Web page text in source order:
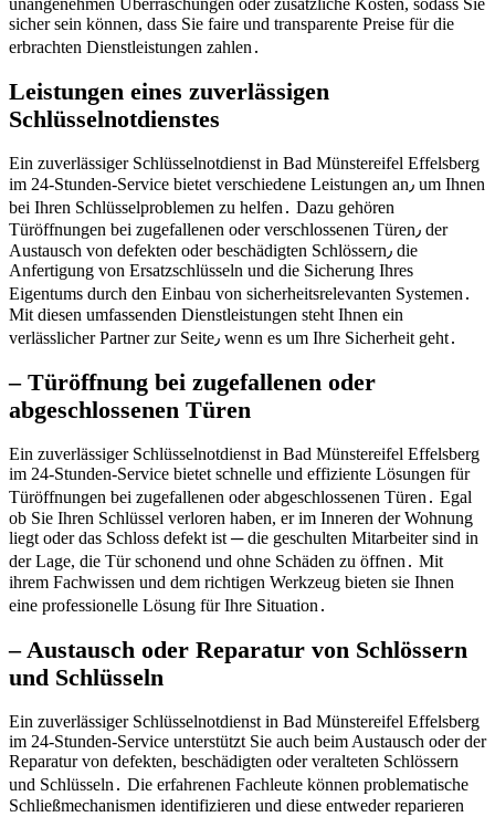
unangenehmen Überraschungen oder zusätzliche Kosten, sodass Sie
sicher sein können, dass Sie faire und transparente Preise für die
erbrachten Dienstleistungen zahlen․
Leistungen eines zuverlässigen
Schlüsselnotdienstes
Ein zuverlässiger Schlüsselnotdienst in Bad Münstereifel Effelsberg
im 24-Stunden-Service bietet verschiedene Leistungen an٫ um Ihnen
bei Ihren Schlüsselproblemen zu helfen․ Dazu gehören
Türöffnungen bei zugefallenen oder verschlossenen Türen٫ der
Austausch von defekten oder beschädigten Schlössern٫ die
Anfertigung von Ersatzschlüsseln und die Sicherung Ihres
Eigentums durch den Einbau von sicherheitsrelevanten Systemen․
Mit diesen umfassenden Dienstleistungen steht Ihnen ein
verlässlicher Partner zur Seite٫ wenn es um Ihre Sicherheit geht․
– Türöffnung bei zugefallenen oder
abgeschlossenen Türen
Ein zuverlässiger Schlüsselnotdienst in Bad Münstereifel Effelsberg
im 24-Stunden-Service bietet schnelle und effiziente Lösungen für
Türöffnungen bei zugefallenen oder abgeschlossenen Türen․ Egal
ob Sie Ihren Schlüssel verloren haben, er im Inneren der Wohnung
liegt oder das Schloss defekt ist ─ die geschulten Mitarbeiter sind in
der Lage, die Tür schonend und ohne Schäden zu öffnen․ Mit
ihrem Fachwissen und dem richtigen Werkzeug bieten sie Ihnen
eine professionelle Lösung für Ihre Situation․
– Austausch oder Reparatur von Schlössern
und Schlüsseln
Ein zuverlässiger Schlüsselnotdienst in Bad Münstereifel Effelsberg
im 24-Stunden-Service unterstützt Sie auch beim Austausch oder der
Reparatur von defekten, beschädigten oder veralteten Schlössern
und Schlüsseln․ Die erfahrenen Fachleute können problematische
Schließmechanismen identifizieren und diese entweder reparieren